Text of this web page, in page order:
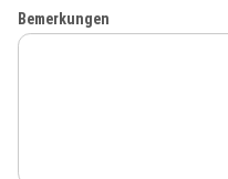
Bemerkungen